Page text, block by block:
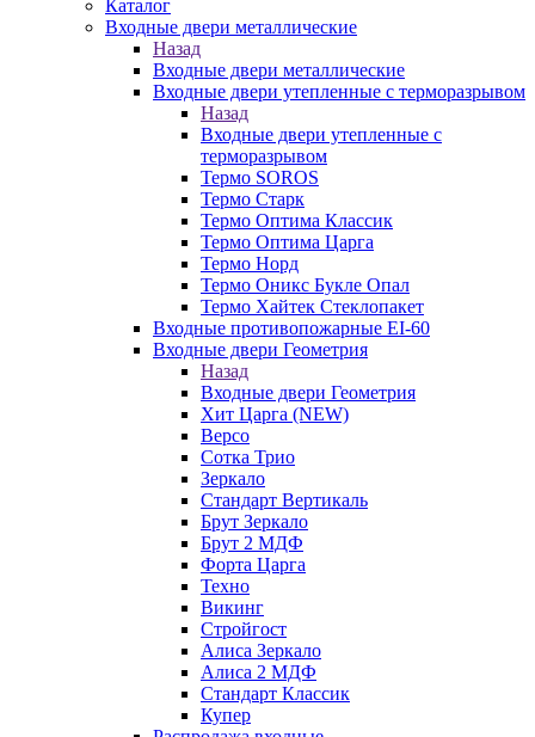
Каталог
Входные двери металлические
Назад
Входные двери металлические
Входные двери утепленные с терморазрывом
Назад
Входные двери утепленные с
терморазрывом
Термо SOROS
Термо Старк
Термо Оптима Классик
Термо Оптима Царга
Термо Норд
Термо Оникс Букле Опал
Термо Хайтек Стеклопакет
Входные противопожарные EI-60
Входные двери Геометрия
Назад
Входные двери Геометрия
Хит Царга (NEW)
Версо
Сотка Трио
Зеркало
Стандарт Вертикаль
Брут Зеркало
Брут 2 МДФ
Форта Царга
Техно
Викинг
Стройгост
Алиса Зеркало
Алиса 2 МДФ
Стандарт Классик
Купер